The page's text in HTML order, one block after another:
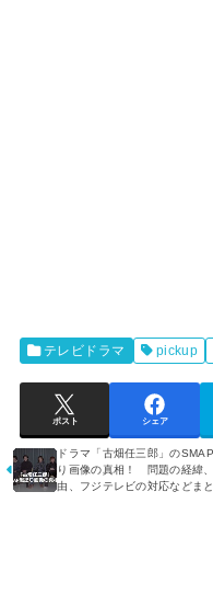
テレビドラマ pickup
ポスト シェア
ドラマ「古畑任三郎」の
り画像の真相！ 問題の経緯
由、フジテレビの対応などまと